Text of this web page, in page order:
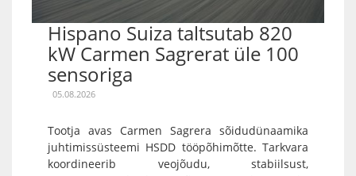
Hispano Suiza taltsutab 820
kW Carmen Sagrerat üle 100
sensoriga
05.08.2026
Tootja avas Carmen Sagrera sõidudünaamika
juhtimissüsteemi HSDD tööpõhimõtte. Tarkvara
koordineerib veojõudu, stabiilsust,